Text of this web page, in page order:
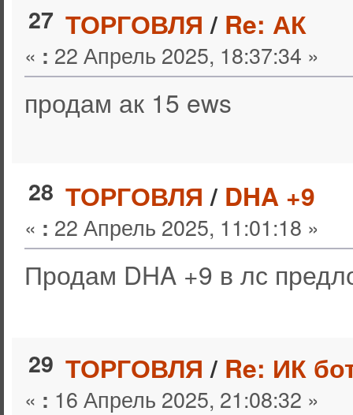
27 ТОРГОВЛЯ / Re: АК
« : 22 Апрель 2025, 18:37:34 »
продам ак 15 ews
28 ТОРГОВЛЯ / DHA +9
« : 22 Апрель 2025, 11:01:18 »
Продам DHA +9 в лс
29 ТОРГОВЛЯ / Re: ИК
« : 16 Апрель 2025, 21:08:32 »